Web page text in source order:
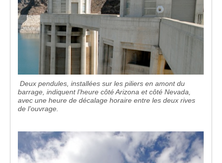
Deux pendules, installées sur les piliers en amont du
barrage, indiquent l’heure côté Arizona et côté Nevada,
avec une heure de décalage horaire entre les deux rives
de l’ouvrage.